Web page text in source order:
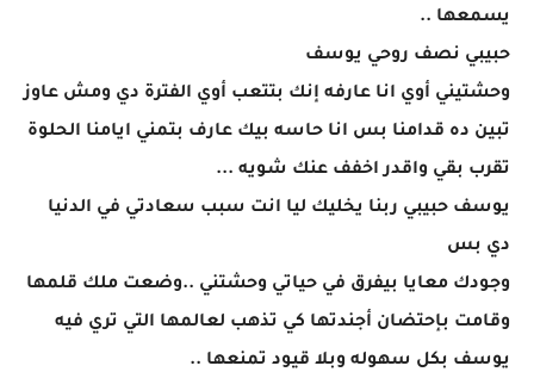
يسمعها ..
حبيبي نصف روحي يوسف
وحشتيني أوي انا عارفه إنك بتتعب أوي الفترة دي ومش عاوز
تبين ده قدامنا بس انا حاسه بيك عارف بتمني ايامنا الحلوة
تقرب بقي واقدر اخفف عنك شويه ...
يوسف حبيبي ربنا يخليك ليا انت سبب سعادتي في الدنيا
دي بس
وجودك معايا بيفرق في حياتي وحشتني ..وضعت ملك قلمها
وقامت بإحتضان أجندتها كي تذهب لعالمها التي تري فيه
يوسف بكل سهوله وبلا قيود تمنعها ..